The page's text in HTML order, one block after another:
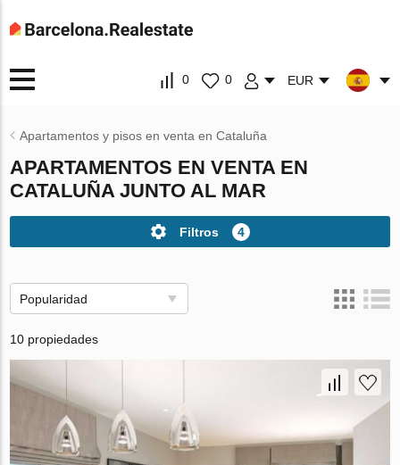
0 0 EUR
Apartamentos y pisos en venta en Cataluña
APARTAMENTOS EN VENTA EN
CATALUÑA JUNTO AL MAR
Filtros 4
Popularidad
10 propiedades